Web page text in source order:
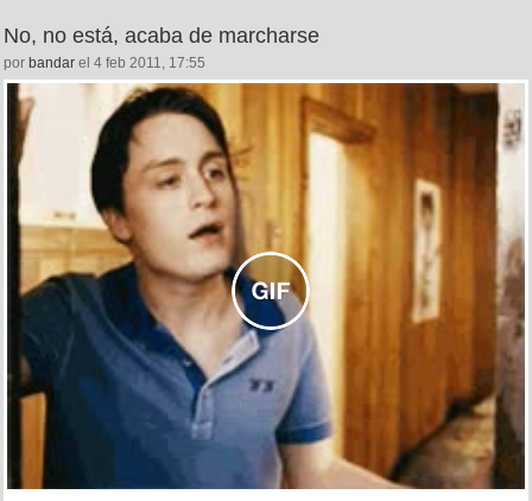
No, no está, acaba de marcharse
por bandar el 4 feb 2011, 17:55